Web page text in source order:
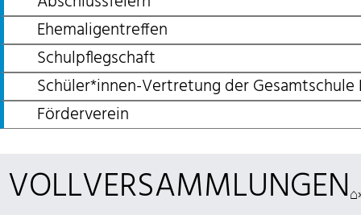
VOLLVERSAMMLUNGEN⌂
Ehemaligentreffen
Schul­pflegschaft
Schüler*innen-Vertretung der Gesamtschule
Förder­verein